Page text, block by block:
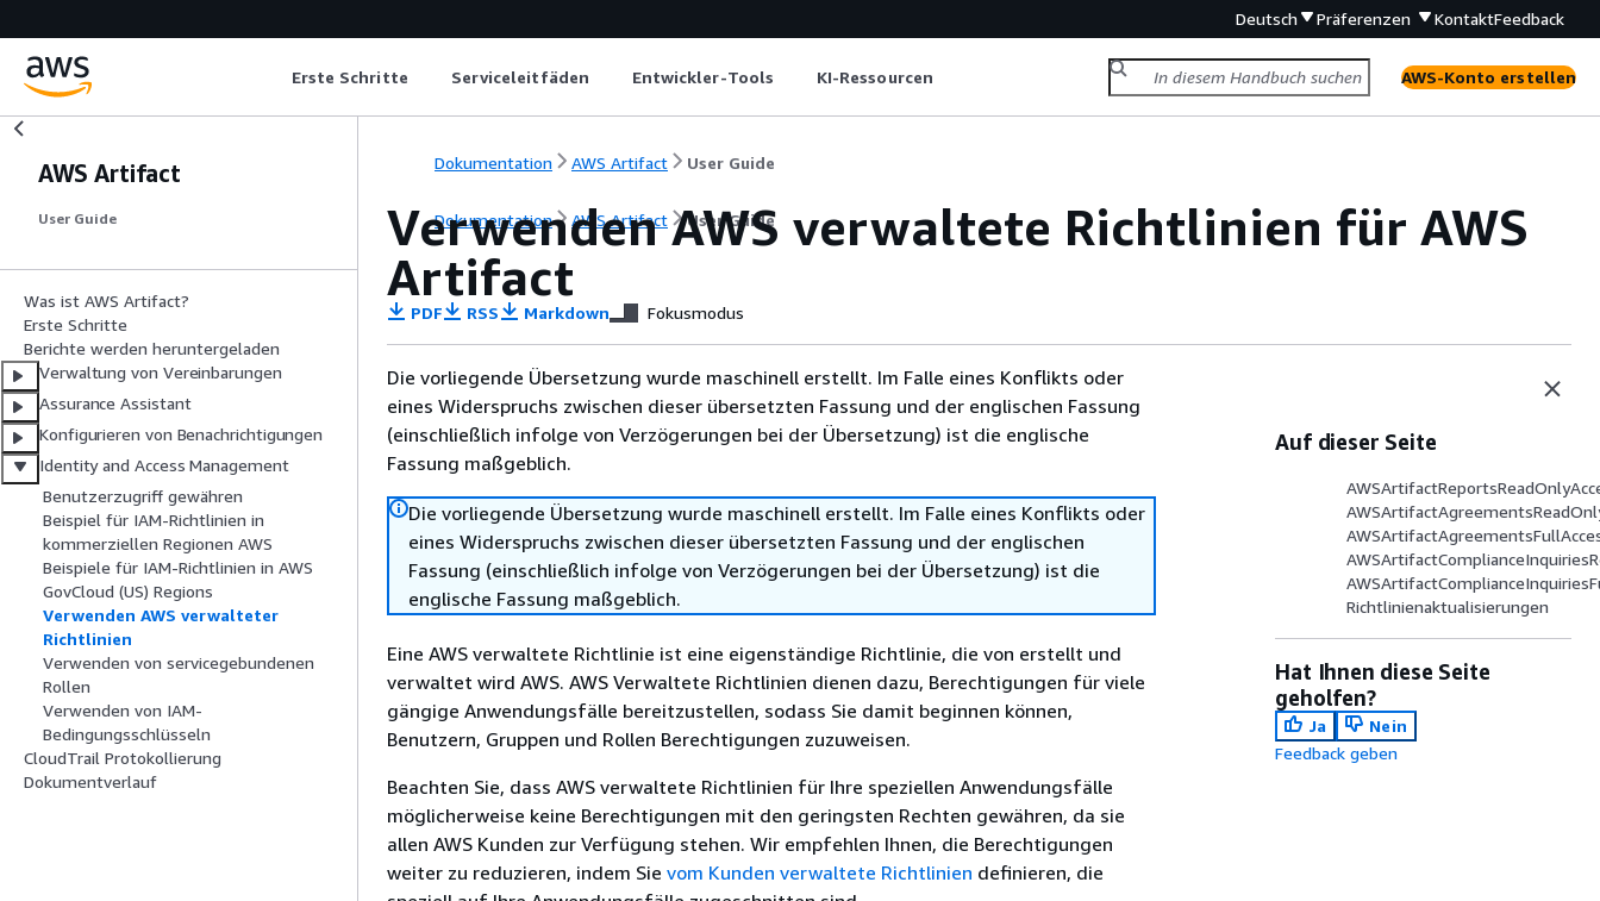
Deutsch Präferenzen KontaktFeedback
Erste Schritte Serviceleitfäden Entwickler-Tools KI-Ressourcen AWS-Konto erstellen
AWS Artifact
User Guide
Was ist AWS Artifact?
Erste Schritte
Berichte werden heruntergeladen
Verwaltung von Vereinbarungen
Assurance Assistant
Konfigurieren von Benachrichtigungen
Identity and Access Management
Benutzerzugriff gewähren
Beispiel für IAM-Richtlinien in
kommerziellen Regionen AWS
Beispiele für IAM-Richtlinien in AWS
GovCloud (US) Regions
Verwenden AWS verwalteter
Richtlinien
Verwenden von servicegebundenen
Rollen
Verwenden von IAM-
Bedingungsschlüsseln
CloudTrail Protokollierung
Dokumentverlauf
Dokumentation AWS Artifact User Guide
Dokumentation AWS Artifact User Guide
Verwenden AWS verwaltete Richtlinien für AWS
Artifact
PDF RSS Markdown Fokusmodus
Die vorliegende Übersetzung wurde maschinell erstellt. Im Falle eines Konflikts oder
eines Widerspruchs zwischen dieser übersetzten Fassung und der englischen Fassung
(einschließlich infolge von Verzögerungen bei der Übersetzung) ist die englische
Fassung maßgeblich.
Die vorliegende Übersetzung wurde maschinell erstellt. Im Falle eines Konflikts oder
eines Widerspruchs zwischen dieser übersetzten Fassung und der englischen
Fassung (einschließlich infolge von Verzögerungen bei der Übersetzung) ist die
englische Fassung maßgeblich.
Eine AWS verwaltete Richtlinie ist eine eigenständige Richtlinie, die von erstellt und
verwaltet wird AWS. AWS Verwaltete Richtlinien dienen dazu, Berechtigungen für viele
gängige Anwendungsfälle bereitzustellen, sodass Sie damit beginnen können,
Benutzern, Gruppen und Rollen Berechtigungen zuzuweisen.
Beachten Sie, dass AWS verwaltete Richtlinien für Ihre speziellen Anwendungsfälle
möglicherweise keine Berechtigungen mit den geringsten Rechten gewähren, da sie
allen AWS Kunden zur Verfügung stehen. Wir empfehlen Ihnen, die Berechtigungen
weiter zu reduzieren, indem Sie vom Kunden verwaltete Richtlinien definieren, die
Auf dieser Seite
Richtlinienaktualisierungen
Hat Ihnen diese Seite
geholfen?
Ja
Nein
Feedback geben